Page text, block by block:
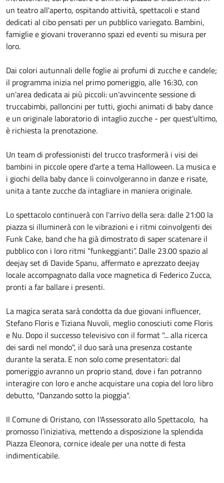
un teatro all'aperto, ospitando attività, spettacoli e stand
dedicati al cibo pensati per un pubblico variegato. Bambini,
famiglie e giovani troveranno spazi ed eventi su misura per
loro.
Dai colori autunnali delle foglie ai profumi di zucche e candele;
il programma inizia nel primo pomeriggio, alle 16:30, con
un'area dedicata ai più piccoli: un'avvincente sessione di
truccabimbi, palloncini per tutti, giochi animati di baby dance
e un originale laboratorio di intaglio zucche - per quest'ultimo,
è richiesta la prenotazione.
Un team di professionisti del trucco trasformerà i visi dei
bambini in piccole opere d'arte a tema Halloween. La musica e
i giochi della baby dance li coinvolgeranno in danze e risate,
unita a tante zucche da intagliare in maniera originale.
Lo spettacolo continuerà con l'arrivo della sera: dalle 21:00 la
piazza si illuminerà con le vibrazioni e i ritmi coinvolgenti dei
Funk Cake, band che ha già dimostrato di saper scatenare il
pubblico con i loro ritmi “funkeggianti”. Dalle 23.00 spazio al
deejay set di Davide Spanu, affermato e aprezzato deejay
locale accompagnato dalla voce magnetica di Federico Zucca,
pronti a far ballare i presenti.
La magica serata sarà condotta da due giovani influencer,
Stefano Floris e Tiziana Nuvoli, meglio conosciuti come Floris
e Nu. Dopo il successo televisivo con il format "... alla ricerca
dei sardi nel mondo", il duo sarà una presenza costante
durante la serata. E non solo come presentatori: dal
pomeriggio avranno un proprio stand, dove i fan potranno
interagire con loro e anche acquistare una copia del loro libro
debutto, "Danzando sotto la pioggia".
Il Comune di Oristano, con l'Assessorato allo Spettacolo, ha
promosso l’iniziativa, mettendo a disposizione la splendida
Piazza Eleonora, cornice ideale per una notte di festa
indimenticabile.